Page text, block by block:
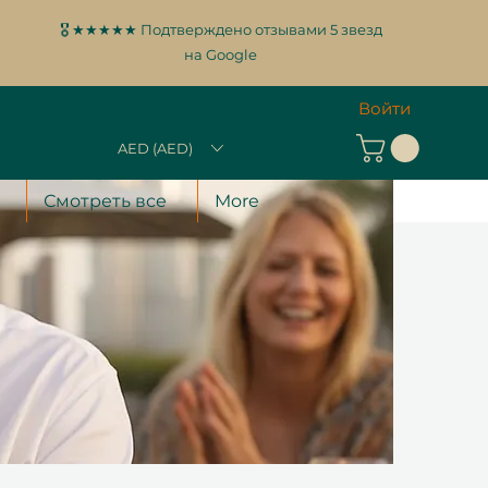
🎖️ ★★★★★ Подтверждено отзывами 5 звезд
на Google
AED (AED)
Войти
Смотреть все More